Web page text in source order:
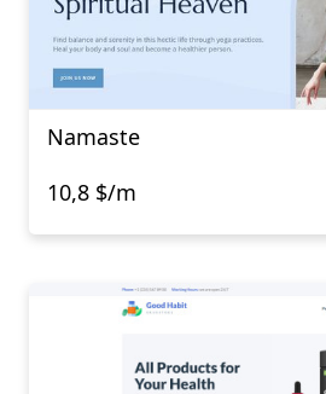
Namaste
10,8 $/m